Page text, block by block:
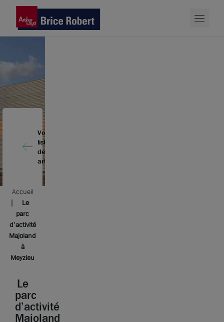
Voir la
liste
des
articles
Accueil
Le
parc
d’activité
Majoland
à
Meyzieu
Le
parc
d’activité
Majoland